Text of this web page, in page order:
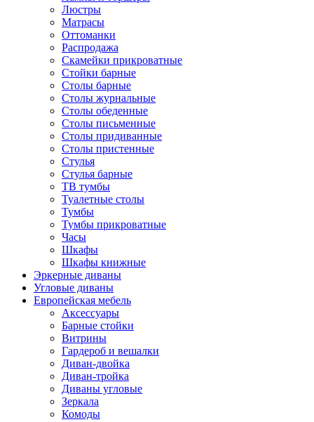
Люстры
Матрасы
Оттоманки
Распродажа
Скамейки прикроватные
Стойки барные
Столы барные
Столы журнальные
Столы обеденные
Столы письменные
Столы придиванные
Столы пристенные
Стулья
Стулья барные
ТВ тумбы
Туалетные столы
Тумбы
Тумбы прикроватные
Часы
Шкафы
Шкафы книжные
Эркерные диваны
Угловые диваны
Европейская мебель
Аксессуары
Барные стойки
Витрины
Гардероб и вешалки
Диван-двойка
Диван-тройка
Диваны угловые
Зеркала
Комоды